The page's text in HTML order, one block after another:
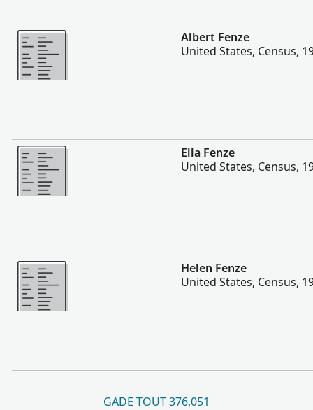
Plis
Albert Fenze
United States, Census,
Plis
Ella Fenze
United States, Census,
Plis
Helen Fenze
United States, Census,
GADE TOUT 376,051